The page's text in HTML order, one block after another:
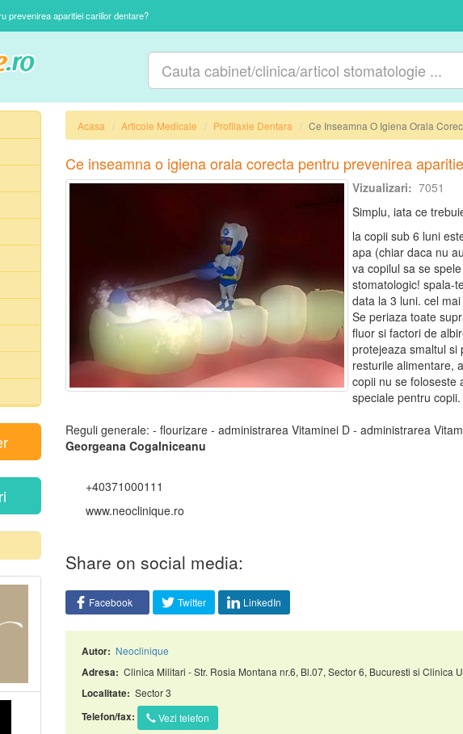
prevenirea aparitiei cariilor dentare?
Acasa Articole Medicale Profilaxie Dentara Ce Inseamna O Igiena Orala
Ce inseamna o igiena orala corecta pentru prevenirea
Vizualizari: 7051
Simplu, iata ce
la copii sub 6 luni
apa (chiar daca nu
va copilul sa se
stomatologic! spala-
data la 3 luni. cel
Se periaza toate
fluor si factori de
protejeaza smaltul
resturile alimentare,
copii nu se foloseste
speciale pentru copii.
Reguli generale: - flourizare - administrarea Vitaminei D - administrarea
Georgeana Cogalniceanu
+40371000111
www.neoclinique.ro
Share on social media:
Facebook Twitter LinkedIn
Autor: Neoclinique
Adresa: Clinica Militari - Str. Rosia Montana nr.6, Bl.07, Sector 6, Bucuresti si Clinica
Localitate: Sector 3
Telefon/fax:
Vezi telefon